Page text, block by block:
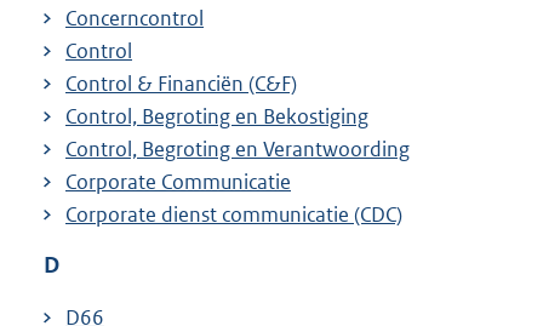
Concerncontrol
Control
Control & Financiën (C&F)
Control, Begroting en Bekostiging
Control, Begroting en Verantwoording
Corporate Communicatie
Corporate dienst communicatie (CDC)
D
D66